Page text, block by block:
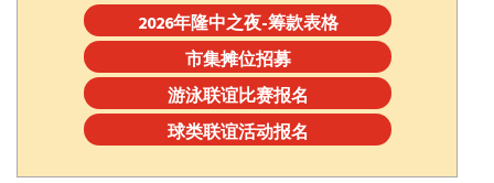
2026年隆中之夜-筹款表格
市集摊位招募
游泳联谊比赛报名
球类联谊活动报名